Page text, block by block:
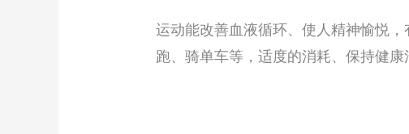
运动能改善血液循环、使人精神愉悦
跑、骑单车等，适度的消耗、保持健康